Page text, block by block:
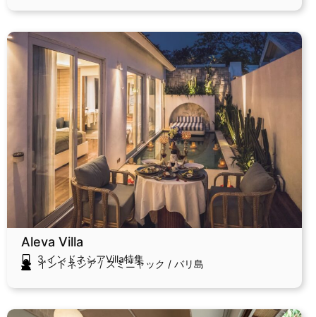
Aleva Villa
3.インドネシアVilla特集
インドネシア/ スミニャック / バリ島